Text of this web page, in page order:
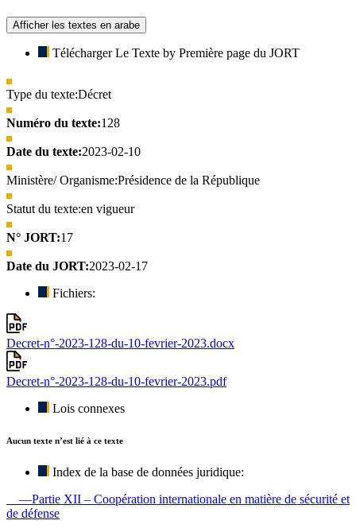
Afficher les textes en arabe
Télécharger Le Texte by Première page du JORT
Type du texte:Décret
Numéro du texte:128
Date du texte:2023-02-10
Ministère/ Organisme:Présidence de la République
Statut du texte:en vigueur
N° JORT:17
Date du JORT:2023-02-17
Fichiers:
Decret-n°-2023-128-du-10-fevrier-2023.docx
Decret-n°-2023-128-du-10-fevrier-2023.pdf
Lois connexes
Aucun texte n’est lié à ce texte
Index de la base de données juridique:
—Partie XII – Coopération internationale en matière de sécurité et
de défense